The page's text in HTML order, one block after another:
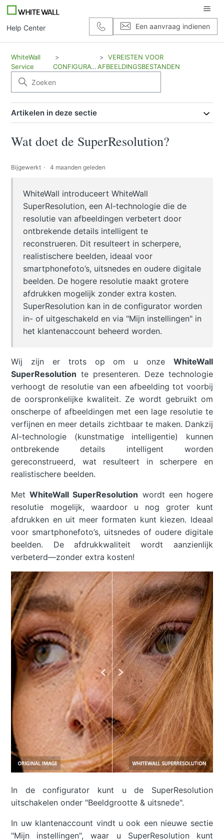
Help Center Een aanvraag indienen
WhiteWall
Service
CONFIGURATIE
VEREISTEN VOOR
AFBEELDINGSBESTANDEN
Artikelen in deze sectie
Wat doet de SuperResolution?
Bijgewerkt 4 maanden geleden
WhiteWall introduceert WhiteWall
SuperResolution, een AI-technologie die de
resolutie van afbeeldingen verbetert door
ontbrekende details intelligent te
reconstrueren. Dit resulteert in scherpere,
realistischere beelden, ideaal voor
smartphonefoto’s, uitsnedes en oudere digitale
beelden. De hogere resolutie maakt grotere
afdrukken mogelijk zonder extra kosten.
SuperResolution kan in de configurator worden
in- of uitgeschakeld en via "Mijn instellingen" in
het klantenaccount beheerd worden.
Wij zijn er trots op om u onze WhiteWall
SuperResolution te presenteren. Deze technologie
verhoogt de resolutie van een afbeelding tot voorbij
de oorspronkelijke kwaliteit. Ze wordt gebruikt om
onscherpe of afbeeldingen met een lage resolutie te
verfijnen en meer details zichtbaar te maken. Dankzij
AI-technologie (kunstmatige intelligentie) kunnen
ontbrekende details intelligent worden
gereconstrueerd, wat resulteert in scherpere en
realistischere beelden.
MetWhiteWall SuperResolution wordt een hogere
resolutie mogelijk, waardoor u nog groter kunt
afdrukken en uit meer formaten kunt kiezen. Ideaal
voor smartphonefoto’s, uitsnedes of oudere digitale
beelden. De afdrukkwaliteit wordt aanzienlijk
verbeterd—zonder extra kosten!
In de configurator kunt u de SuperResolution
uitschakelen onder "Beeldgrootte & uitsnede".
In uw klantenaccount vindt u ook een nieuwe sectie
"Mijn instellingen", waar u SuperResolution kunt